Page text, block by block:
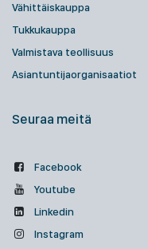
Vähittäiskauppa
Tukkukauppa
Valmistava teollisuus
Asiantuntijaorganisaatiot
Seuraa meitä
Facebook
Youtube
Linkedin
Instagram